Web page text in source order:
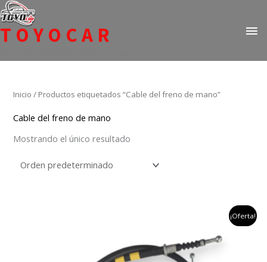
Ir
al
contenido
TOYOCAR
Inicio / Productos etiquetados “Cable del freno de mano”
Cable del freno de mano
Mostrando el único resultado
¡Oferta!
$274,790.
es:
$179,900.